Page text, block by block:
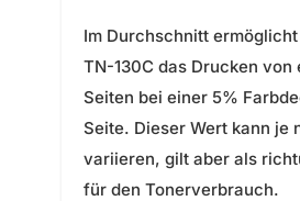
Im Durchschnitt
TN-130C das Drucken von
Seiten bei einer 5%
Seite. Dieser Wert kann je
variieren, gilt aber als
für den Tonerverbrauch.